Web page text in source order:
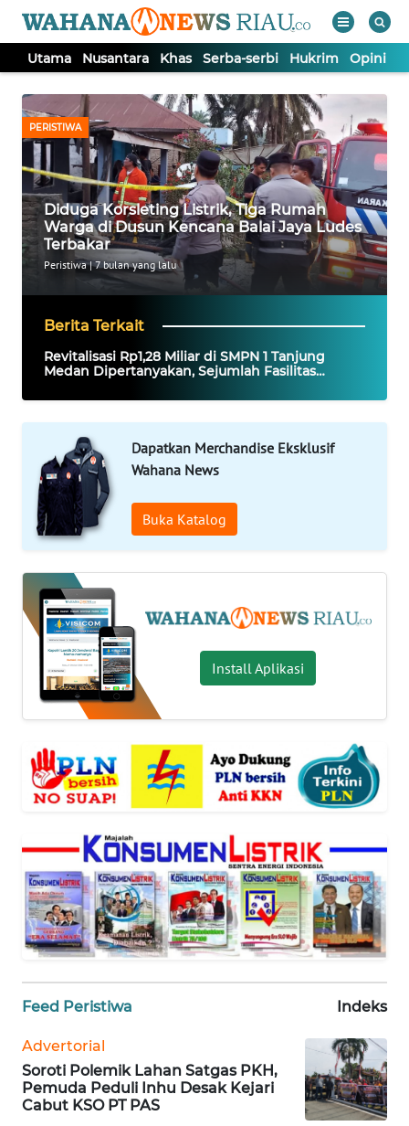
Utama Nusantara Khas Serba-serbi Hukrim Opini
PERISTIWA
Diduga Korsleting Listrik, Tiga Rumah
Warga di Dusun Kencana Balai Jaya Ludes
Terbakar
Peristiwa|7 bulan yang lalu
Berita Terkait
Revitalisasi Rp1,28 Miliar di SMPN 1 Tanjung
Medan Dipertanyakan, Sejumlah Fasilitas
Dapatkan Merchandise Eksklusif
Wahana News
Buka Katalog
Install Aplikasi
Feed Peristiwa Indeks
Advertorial
Soroti Polemik Lahan Satgas PKH,
Pemuda Peduli Inhu Desak Kejari
Cabut KSO PT PAS
Tutup
UTAMA
NUSANTARA
KHAS
SERBA-
PERISTIWA
Informasi
BERITA
KONTAK
KAMI
TENTANG
KAMI
PEDOMAN
MEDIA
SIBER
REDAKSI
KARIR
Wahana
News
Regional